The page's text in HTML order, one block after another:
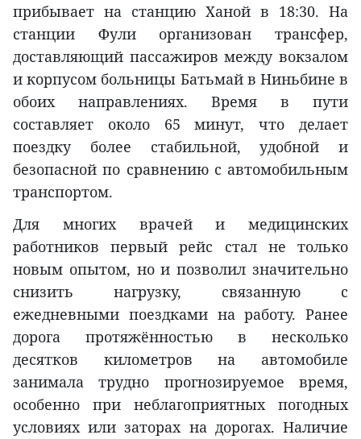
прибывает на станцию Ханой в 18:30. На
станции Фули организован трансфер,
доставляющий пассажиров между вокзалом
и корпусом больницы Батьмай в Ниньбине в
обоих направлениях. Время в пути
составляет около 65 минут, что делает
поездку более стабильной, удобной и
безопасной по сравнению с автомобильным
транспортом.
Для многих врачей и медицинских
работников первый рейс стал не только
новым опытом, но и позволил значительно
снизить нагрузку, связанную с
ежедневными поездками на работу. Ранее
дорога протяжённостью в несколько
десятков километров на автомобиле
занимала трудно прогнозируемое время,
особенно при неблагоприятных погодных
условиях или заторах на дорогах. Наличие